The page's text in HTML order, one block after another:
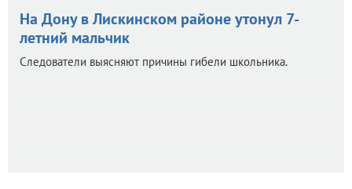
На Дону в Лискинском районе утонул 7-
летний мальчик
Следователи выясняют причины гибели школьника.